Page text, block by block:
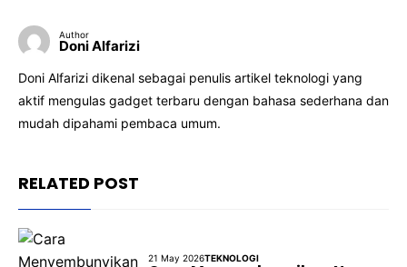
Author
Doni Alfarizi
Doni Alfarizi dikenal sebagai penulis artikel teknologi yang
aktif mengulas gadget terbaru dengan bahasa sederhana dan
mudah dipahami pembaca umum.
RELATED POST
21 May 2026TEKNOLOGI